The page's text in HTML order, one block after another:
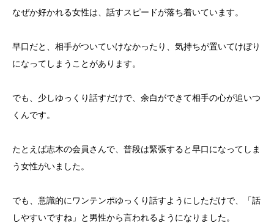
なぜか好かれる女性は、話すスピードが落ち着いています。
早口だと、相手がついていけなかったり、気持ちが置いてけぼり
になってしまうことがあります。
でも、少しゆっくり話すだけで、余白ができて相手の心が追いつ
くんです。
たとえば志木の会員さんで、普段は緊張すると早口になってしま
う女性がいました。
でも、意識的にワンテンポゆっくり話すようにしただけで、「話
しやすいですね」と男性から言われるようになりました。